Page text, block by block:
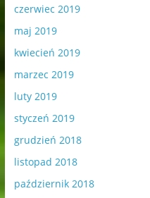
czerwiec 2019
maj 2019
kwiecień 2019
marzec 2019
luty 2019
styczeń 2019
grudzień 2018
listopad 2018
październik 2018